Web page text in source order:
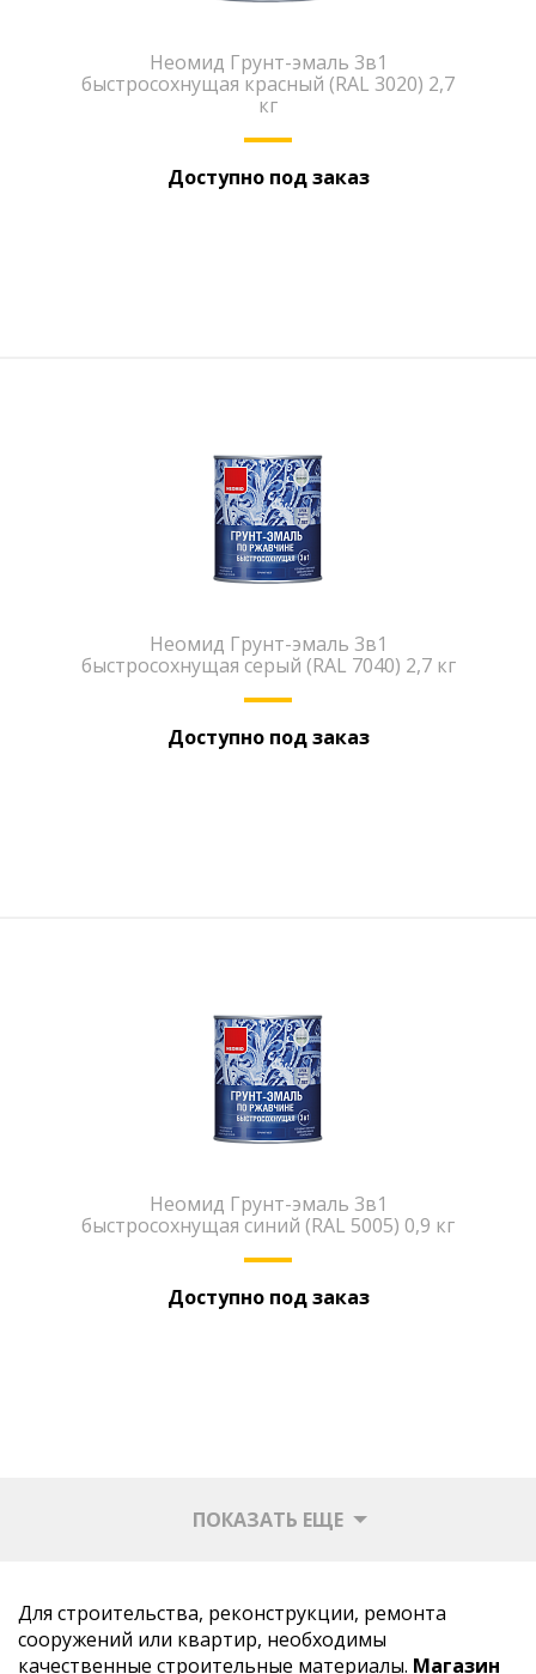
Неомид Грунт-эмаль 3в1
быстросохнущая красный (RAL 3020) 2,7
кг
Доступно под заказ
Неомид Грунт-эмаль 3в1
быстросохнущая серый (RAL 7040) 2,7 кг
Доступно под заказ
Неомид Грунт-эмаль 3в1
быстросохнущая синий (RAL 5005) 0,9 кг
Доступно под заказ
ПОКАЗАТЬ ЕЩЕ
Для строительства, реконструкции, ремонта
сооружений или квартир, необходимы
качественные строительные материалы. Магазин